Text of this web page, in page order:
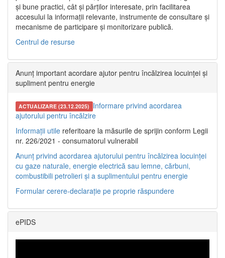
și bune practici, cât și părților interesate, prin facilitarea
accesului la informații relevante, instrumente de consultare și
mecanisme de participare și monitorizare publică.
Centrul de resurse
Anunț important acordare ajutor pentru încălzirea locuinței și
supliment pentru energie
ACTUALIZARE (23.12.2025) Informare privind acordarea
ajutorului pentru încălzire
Informații utile referitoare la măsurile de sprijin conform Legii
nr. 226/2021 - consumatorul vulnerabil
Anunț privind acordarea ajutorului pentru încălzirea locuinței
cu gaze naturale, energie electrică sau lemne, cărbuni,
combustibili petrolieri și a suplimentului pentru energie
Formular cerere-declarație pe proprie răspundere
ePIDS